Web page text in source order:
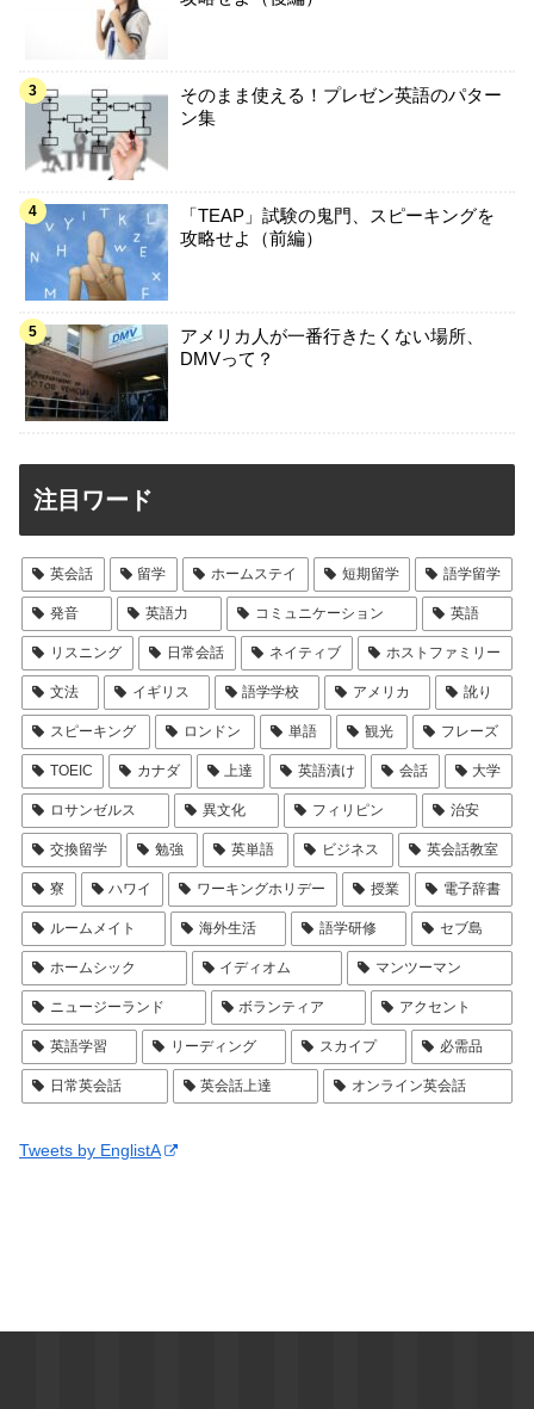
そのまま使える！プレゼン英語のパター
ン集
「TEAP」試験の鬼門、スピーキングを
攻略せよ（前編）
アメリカ人が一番行きたくない場所、
DMVって？
注目ワード
英会話 留学 ホームステイ 短期留学 語学留学
発音 英語力 コミュニケーション 英語
リスニング 日常会話 ネイティブ ホストファミリー
文法 イギリス 語学学校 アメリカ 訛り
スピーキング ロンドン 単語 観光 フレーズ
TOEIC カナダ 上達 英語漬け 会話 大学
ロサンゼルス 異文化 フィリピン 治安
交換留学 勉強 英単語 ビジネス 英会話教室
寮 ハワイ ワーキングホリデー 授業 電子辞書
ルームメイト 海外生活 語学研修 セブ島
ホームシック イディオム マンツーマン
ニュージーランド ボランティア アクセント
英語学習 リーディング スカイプ 必需品
日常英会話 英会話上達 オンライン英会話
Tweets by EnglistA